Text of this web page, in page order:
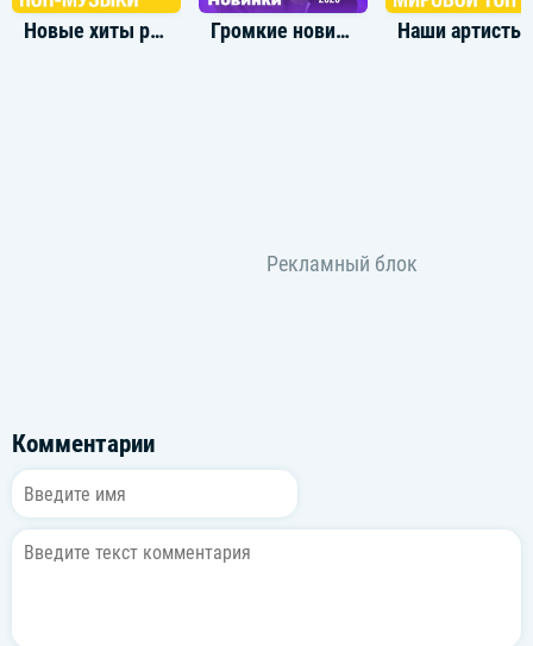
Новые хиты русской поп-музыки Громкие новинки: Март 2026
Комментарии